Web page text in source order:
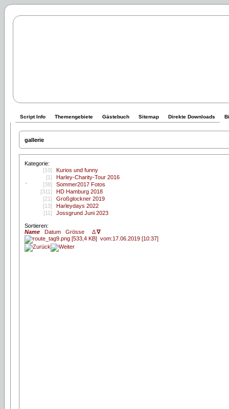
Script Info Themengebiete Gästebuch Sitemap Direkte Downloads
gallerie
Kategorie:
[10]
Kurios und funny
[1]
Harley-Charity-Tour 2016
*
[38]
Sommer2017 Fotos
[311]
HD Hamburg 2018
[21]
Großglockner 2019
[13]
Harleydays 2022
[11]
Jossgrund Juni 2023
Sortieren:
Name
Datum Grösse Δ ∇